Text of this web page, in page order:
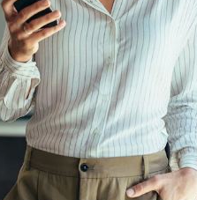
pravilima komentarisanja i pravilima
Politika Privatnostii Google Uslovi